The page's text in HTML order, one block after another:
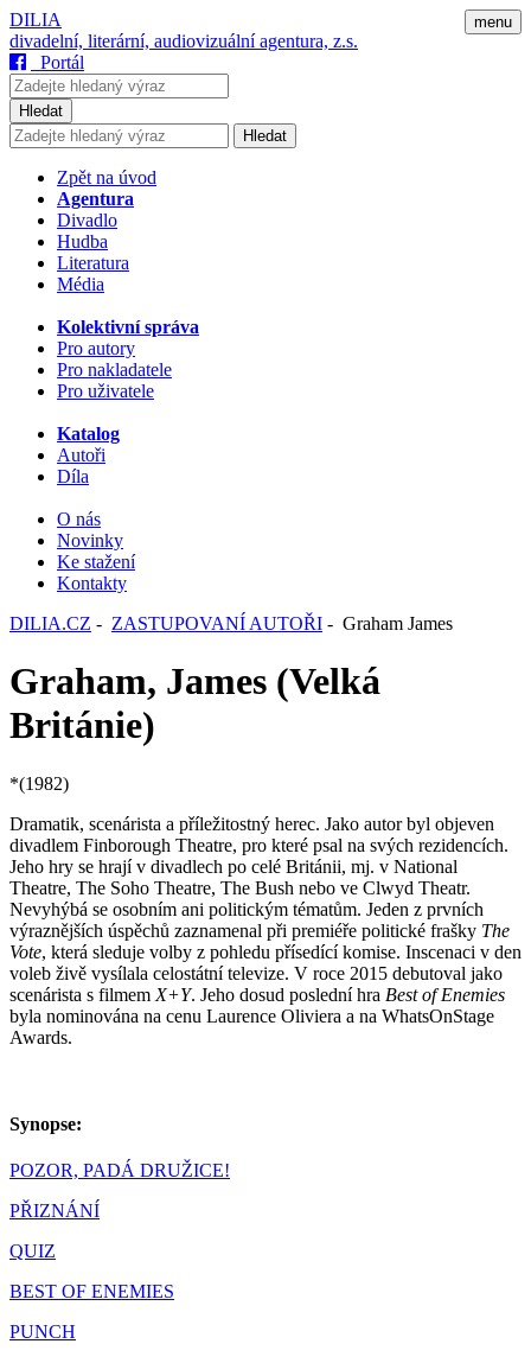
menu
DILIA
divadelní, literární, audiovizuální agentura, z.s.
Portál
Hledat
Hledat
Zpět na úvod
Agentura
Divadlo
Hudba
Literatura
Média
Kolektivní správa
Pro autory
Pro nakladatele
Pro uživatele
Katalog
Autoři
Díla
O nás
Novinky
Ke stažení
Kontakty
DILIA.CZ - ZASTUPOVANÍ AUTOŘI - Graham James
Graham, James (Velká
Británie)
*(1982)
Dramatik, scenárista a příležitostný herec. Jako autor byl objeven
divadlem Finborough Theatre, pro které psal na svých rezidencích.
Jeho hry se hrají v divadlech po celé Británii, mj. v National
Theatre, The Soho Theatre, The Bush nebo ve Clwyd Theatr.
Nevyhýbá se osobním ani politickým tématům. Jeden z prvních
výraznějších úspěchů zaznamenal při premiéře politické frašky The
Vote, která sleduje volby z pohledu přísedící komise. Inscenaci v den
voleb živě vysílala celostátní televize. V roce 2015 debutoval jako
scenárista s filmem X+Y. Jeho dosud poslední hra Best of Enemies
byla nominována na cenu Laurence Oliviera a na WhatsOnStage
Awards.
Synopse:
POZOR, PADÁ DRUŽICE!
PŘIZNÁNÍ
QUIZ
BEST OF ENEMIES
PUNCH